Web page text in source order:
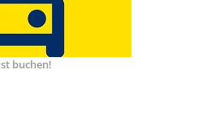
buchen!